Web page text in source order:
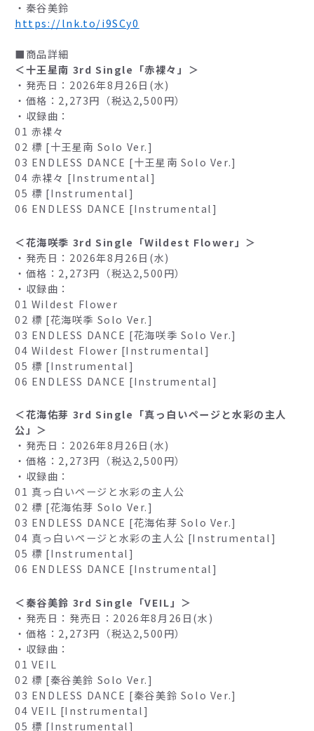
・秦谷美鈴
https://lnk.to/i9SCy0
■商品詳細
＜十王星南 3rd Single「赤裸々」＞
・発売日：2026年8月26日(水)
・価格：2,273円（税込2,500円）
・収録曲：
01 赤裸々
02 標 [十王星南 Solo Ver.]
03 ENDLESS DANCE [十王星南 Solo Ver.]
04 赤裸々 [Instrumental]
05 標 [Instrumental]
06 ENDLESS DANCE [Instrumental]
＜花海咲季 3rd Single「Wildest Flower」＞
・発売日：2026年8月26日(水)
・価格：2,273円（税込2,500円）
・収録曲：
01 Wildest Flower
02 標 [花海咲季 Solo Ver.]
03 ENDLESS DANCE [花海咲季 Solo Ver.]
04 Wildest Flower [Instrumental]
05 標 [Instrumental]
06 ENDLESS DANCE [Instrumental]
＜花海佑芽 3rd Single「真っ白いページと水彩の主人
公」＞
・発売日：2026年8月26日(水)
・価格：2,273円（税込2,500円）
・収録曲：
01 真っ白いページと水彩の主人公
02 標 [花海佑芽 Solo Ver.]
03 ENDLESS DANCE [花海佑芽 Solo Ver.]
04 真っ白いページと水彩の主人公 [Instrumental]
05 標 [Instrumental]
06 ENDLESS DANCE [Instrumental]
＜秦谷美鈴 3rd Single「VEIL」＞
・発売日：発売日：2026年8月26日(水)
・価格：2,273円（税込2,500円）
・収録曲：
01 VEIL
02 標 [秦谷美鈴 Solo Ver.]
03 ENDLESS DANCE [秦谷美鈴 Solo Ver.]
04 VEIL [Instrumental]
05 標 [Instrumental]